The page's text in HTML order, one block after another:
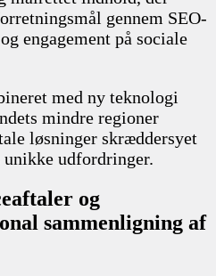
gennem SEO-
engagement på sociale
med ny teknologi
mindre regioner
løsninger skræddersyet
udfordringer.
og
sammenligning af